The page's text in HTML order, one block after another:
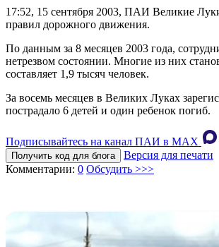
17:52, 15 сентября 2003, ПАИ Великие
правил дорожного движения.
По данным за 8 месяцев 2003 года,
нетрезвом состоянии. Многие из них
составляет 1,9 тысяч человек.
За восемь месяцев в Великих Луках
пострадало 6 детей и один ребенок погиб.
Подписывайтесь на канал ПАИ в MAХ
Получить код для блога
Версия для печати
Комментарии: 0 Обсудить >>>